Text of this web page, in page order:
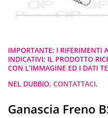
IMPORTANTE: I RIFERIMENTI
INDICATIVI; IL PRODOTTO
CON L’IMMAGINE ED I DATI
NEL DUBBIO, CONTATTACI.
Ganascia Freno